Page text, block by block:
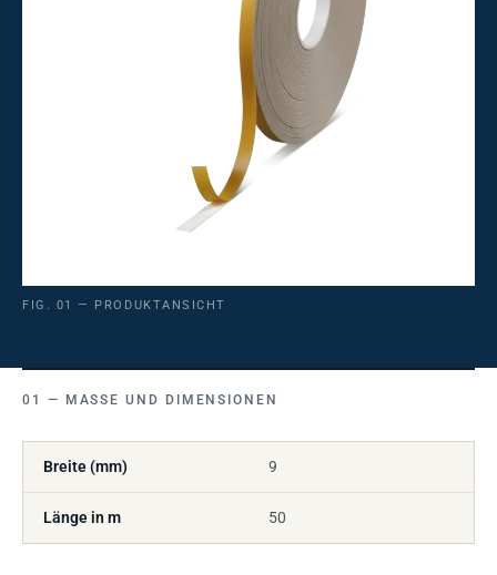
FIG. 01 — PRODUKTANSICHT
MASSE UND DIMENSIONEN
Breite (mm) 9
Länge in m 50